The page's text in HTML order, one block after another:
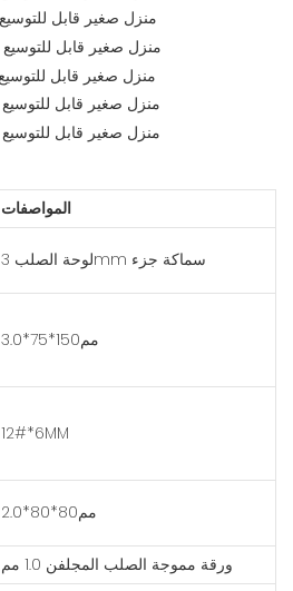
المواصفات
لوحة الصلب 3mm سماكة جزء
مم150*75*3.0
12#*6MM
مم80*80*2.0
ورقة مموجة الصلب المجلفن 1.0 مم